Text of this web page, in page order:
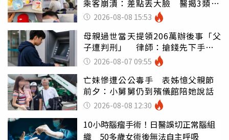
乘客崩潰：差點丟大臉 醫揭3類人
別亂喝
2026-08-08 15:53
母親過世當天提領206萬辦後事「父
子遭判刑」 律師：搶錢先下手是
罪 2026-08-07 09:55
亡妹慘遭公公毒手 表姊憶父親節
前夕：小舅舅仍到殯儀館陪她說話
2026-08-08 12:30
10小時腦瘤手術！日醫誤切正常腦組
織 50多歲女術後無法自主呼吸